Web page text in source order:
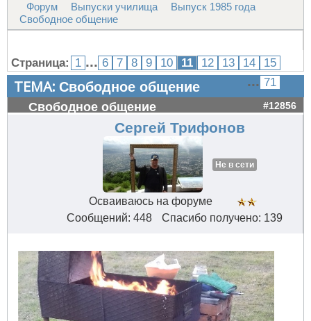
Форум Выпуски училища
Выпуск 1985 года
Свободное общение
Страница: 1 ... 6 7 8 9 10 11 12 13 14 15
... 71
ТЕМА: Свободное общение
Свободное общение #12856
Сергей Трифонов
Не в сети
Осваиваюсь на форуме
Сообщений: 448
Спасибо получено: 139